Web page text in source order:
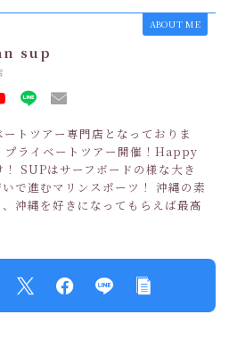
ABOUT ME
sup
トツアー専門店となっておりま
プライベートツアー開催！Happy
SUPはサーフボードの様な大き
で進むマリンスポーツ！ 沖縄の素
沖縄を好きになってもらえば最高